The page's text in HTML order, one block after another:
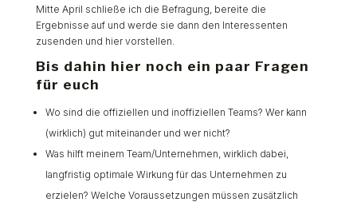
Mitte April schließe ich die Befragung, bereite die
Ergebnisse auf und werde sie dann den Interessenten
zusenden und hier vorstellen.
Bis dahin hier noch ein paar Fragen
für euch
Wo sind die offiziellen und inoffiziellen Teams? Wer kann
(wirklich) gut miteinander und wer nicht?
Was hilft meinem Team/Unternehmen, wirklich dabei,
langfristig optimale Wirkung für das Unternehmen zu
erzielen? Welche Voraussetzungen müssen zusätzlich